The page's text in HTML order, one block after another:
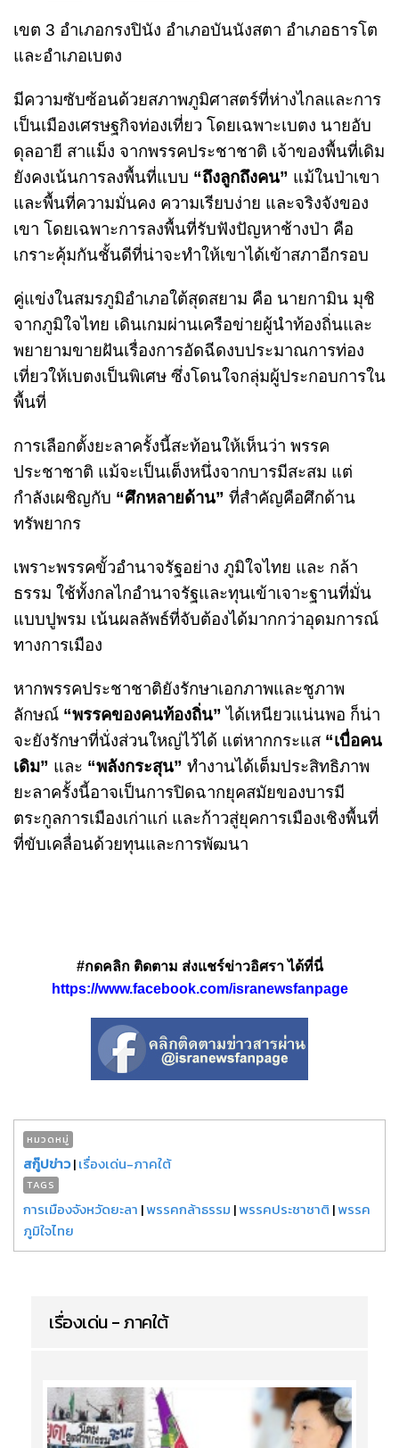
เขต 3 อําเภอกรงปินัง อําเภอบันนังสตา อําเภอธารโต
และอําเภอเบตง
มีความซับซ้อนด้วยสภาพภูมิศาสตร์ที่ห่างไกลและการ
เป็นเมืองเศรษฐกิจท่องเที่ยว โดยเฉพาะเบตง นายอับ
ดุลอายี สาแม็ง จากพรรคประชาชาติ เจ้าของพื้นที่เดิม
ยังคงเน้นการลงพื้นที่แบบ “ถึงลูกถึงคน” แม้ในป่าเขา
และพื้นที่ความมั่นคง ความเรียบง่าย และจริงจังของ
เขา โดยเฉพาะการลงพื้นที่รับฟังปัญหาช้างป่า คือ
เกราะคุ้มกันชั้นดีที่น่าจะทำให้เขาได้เข้าสภาอีกรอบ
คู่แข่งในสมรภูมิอำเภอใต้สุดสยาม คือ นายกามิน มุชิ
จากภูมิใจไทย เดินเกมผ่านเครือข่ายผู้นำท้องถิ่นและ
พยายามขายฝันเรื่องการอัดฉีดงบประมาณการท่อง
เที่ยวให้เบตงเป็นพิเศษ ซึ่งโดนใจกลุ่มผู้ประกอบการใน
พื้นที่
การเลือกตั้งยะลาครั้งนี้สะท้อนให้เห็นว่า พรรค
ประชาชาติ แม้จะเป็นเต็งหนึ่งจากบารมีสะสม แต่
กำลังเผชิญกับ “ศึกหลายด้าน” ที่สำคัญคือศึกด้าน
ทรัพยากร
เพราะพรรคขั้วอำนาจรัฐอย่าง ภูมิใจไทย และ กล้า
ธรรม ใช้ทั้งกลไกอำนาจรัฐและทุนเข้าเจาะฐานที่มั่น
แบบปูพรม เน้นผลลัพธ์ที่จับต้องได้มากกว่าอุดมการณ์
ทางการเมือง
หากพรรคประชาชาติยังรักษาเอกภาพและชูภาพ
ลักษณ์ “พรรคของคนท้องถิ่น” ได้เหนียวแน่นพอ ก็น่า
จะยังรักษาที่นั่งส่วนใหญ่ไว้ได้ แต่หากกระแส “เบื่อคน
เดิม” และ “พลังกระสุน” ทำงานได้เต็มประสิทธิภาพ
ยะลาครั้งนี้อาจเป็นการปิดฉากยุคสมัยของบารมี
ตระกูลการเมืองเก่าแก่ และก้าวสู่ยุคการเมืองเชิงพื้นที่
ที่ขับเคลื่อนด้วยทุนและการพัฒนา
#กดคลิก ติดตาม ส่งแชร์ข่าวอิศรา ได้ที่นี่
https://www.facebook.com/isranewsfanpage
หมวดหมู่
สกู๊ปข่าว|เรื่องเด่น-ภาคใต้
TAGS
การเมืองจังหวัดยะลา |พรรคกล้าธรรม |พรรคประชาชาติ |พรรค
ภูมิใจไทย
เรื่องเด่น - ภาคใต้